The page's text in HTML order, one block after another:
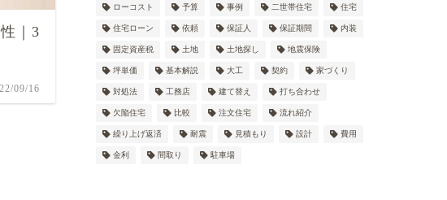
｜3
09/16
ローコスト 予算 事例 二世帯住宅 住宅
住宅ローン 依頼 保証人 保証期間 内装
固定資産税 土地 土地探し 地震保険
坪単価 基本解説 大工 契約 家づくり
対処法 工務店 建て替え 打ち合わせ
欠陥住宅 比較 注文住宅 流れ紹介
繰り上げ返済 耐震 見積もり 設計 費用
金利 間取り 駐車場